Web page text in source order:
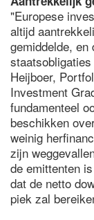
"Europese
altijd
gemiddelde, en
Heijboer,
Investment
fundamenteel
beschikken
weinig
zijn
de emittenten
dat de netto
piek zal